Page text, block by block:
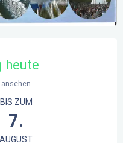
heute
BIS ZUM
7.
AUGUST